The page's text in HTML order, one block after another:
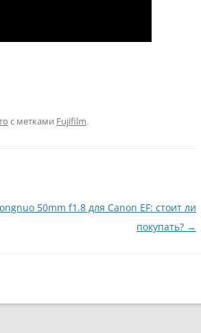
с метками Fujifilm.
50mm f1.8 для Canon EF: стоит ли
покупать? →